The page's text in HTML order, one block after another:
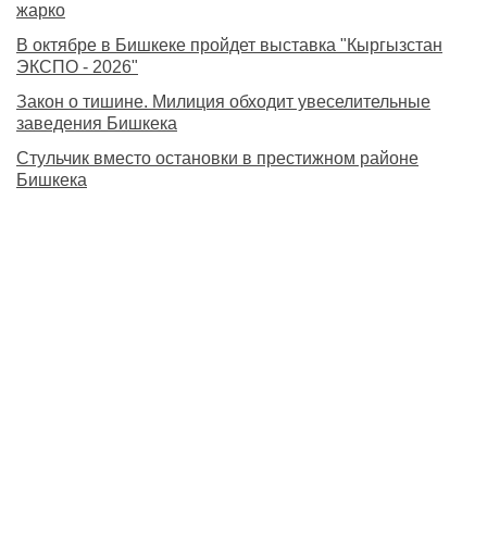
жарко
В октябре в Бишкеке пройдет выставка "Кыргызстан
ЭКСПО - 2026"
Закон о тишине. Милиция обходит увеселительные
заведения Бишкека
Стульчик вместо остановки в престижном районе
Бишкека